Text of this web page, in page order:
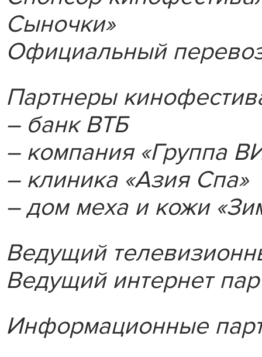
Сыночки»
Официальный
Партнеры
– банк ВТБ
– компания «Группа
– клиника «Азия Спа»
– дом меха и кожи
Ведущий
Ведущий интернет
Информационные